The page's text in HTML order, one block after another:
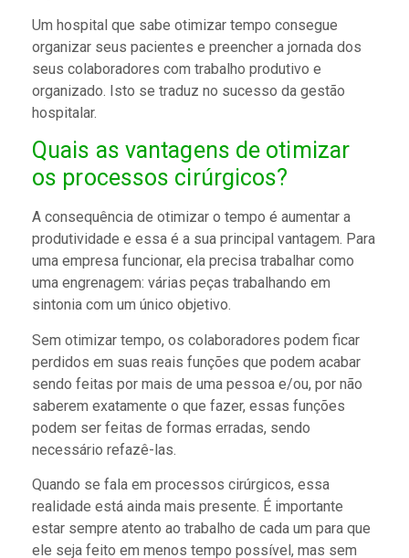
Um hospital que sabe otimizar tempo consegue
organizar seus pacientes e preencher a jornada dos
seus colaboradores com trabalho produtivo e
organizado. Isto se traduz no sucesso da gestão
hospitalar.
Quais as vantagens de otimizar
os processos cirúrgicos?
A consequência de otimizar o tempo é aumentar a
produtividade e essa é a sua principal vantagem. Para
uma empresa funcionar, ela precisa trabalhar como
uma engrenagem: várias peças trabalhando em
sintonia com um único objetivo.
Sem otimizar tempo, os colaboradores podem ficar
perdidos em suas reais funções que podem acabar
sendo feitas por mais de uma pessoa e/ou, por não
saberem exatamente o que fazer, essas funções
podem ser feitas de formas erradas, sendo
necessário refazê-las.
Quando se fala em processos cirúrgicos, essa
realidade está ainda mais presente. É importante
estar sempre atento ao trabalho de cada um para que
ele seja feito em menos tempo possível, mas sem